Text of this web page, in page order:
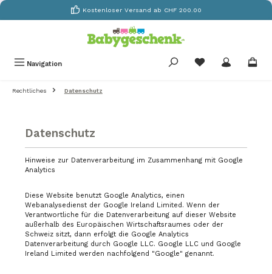
Zum Hauptinhalt springenKostenloser Versand ab CHF 200.00
Navigation Du hast 0
Rechtliches Datenschutz
Datenschutz
Hinweise zur Datenverarbeitung im Zusammenhang mit Google
Analytics
Diese Website benutzt Google Analytics, einen
Webanalysedienst der Google Ireland Limited. Wenn der
Verantwortliche für die Datenverarbeitung auf dieser Website
außerhalb des Europäischen Wirtschaftsraumes oder der
Schweiz sitzt, dann erfolgt die Google Analytics
Datenverarbeitung durch Google LLC. Google LLC und Google
Ireland Limited werden nachfolgend "Google" genannt.